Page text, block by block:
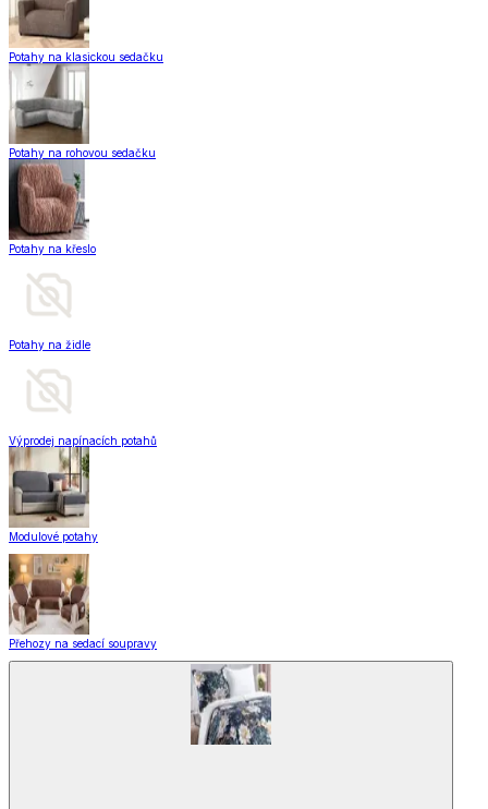
Potahy na klasickou sedačku
Potahy na rohovou sedačku
Potahy na křeslo
Potahy na židle
Výprodej napínacích potahů
Modulové potahy
Přehozy na sedací soupravy